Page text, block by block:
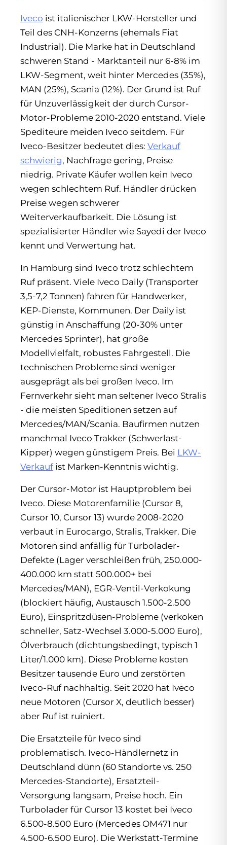
Iveco ist italienischer LKW-Hersteller und
Teil des CNH-Konzerns (ehemals Fiat
Industrial). Die Marke hat in Deutschland
schweren Stand - Marktanteil nur 6-8% im
LKW-Segment, weit hinter Mercedes (35%),
MAN (25%), Scania (12%). Der Grund ist Ruf
für Unzuverlässigkeit der durch Cursor-
Motor-Probleme 2010-2020 entstand. Viele
Spediteure meiden Iveco seitdem. Für
Iveco-Besitzer bedeutet dies: Verkauf
schwierig, Nachfrage gering, Preise
niedrig. Private Käufer wollen kein Iveco
wegen schlechtem Ruf. Händler drücken
Preise wegen schwerer
Weiterverkaufbarkeit. Die Lösung ist
spezialisierter Händler wie Sayedi der Iveco
kennt und Verwertung hat.
In Hamburg sind Iveco trotz schlechtem
Ruf präsent. Viele Iveco Daily (Transporter
3,5-7,2 Tonnen) fahren für Handwerker,
KEP-Dienste, Kommunen. Der Daily ist
günstig in Anschaffung (20-30% unter
Mercedes Sprinter), hat große
Modellvielfalt, robustes Fahrgestell. Die
technischen Probleme sind weniger
ausgeprägt als bei großen Iveco. Im
Fernverkehr sieht man seltener Iveco Stralis
- die meisten Speditionen setzen auf
Mercedes/MAN/Scania. Baufirmen nutzen
manchmal Iveco Trakker (Schwerlast-
Kipper) wegen günstigem Preis. Bei LKW-
Verkauf ist Marken-Kenntnis wichtig.
Der Cursor-Motor ist Hauptproblem bei
Iveco. Diese Motorenfamilie (Cursor 8,
Cursor 10, Cursor 13) wurde 2008-2020
verbaut in Eurocargo, Stralis, Trakker. Die
Motoren sind anfällig für Turbolader-
Defekte (Lager verschleißen früh, 250.000-
400.000 km statt 500.000+ bei
Mercedes/MAN), EGR-Ventil-Verkokung
(blockiert häufig, Austausch 1.500-2.500
Euro), Einspritzdüsen-Probleme (verkoken
schneller, Satz-Wechsel 3.000-5.000 Euro),
Ölverbrauch (dichtungsbedingt, typisch 1
Liter/1.000 km). Diese Probleme kosten
Besitzer tausende Euro und zerstörten
Iveco-Ruf nachhaltig. Seit 2020 hat Iveco
neue Motoren (Cursor X, deutlich besser)
aber Ruf ist ruiniert.
Die Ersatzteile für Iveco sind
problematisch. Iveco-Händlernetz in
Deutschland dünn (60 Standorte vs. 250
Mercedes-Standorte), Ersatzteil-
Versorgung langsam, Preise hoch. Ein
Turbolader für Cursor 13 kostet bei Iveco
6.500-8.500 Euro (Mercedes OM471 nur
4.500-6.500 Euro). Die Werkstatt-Termine